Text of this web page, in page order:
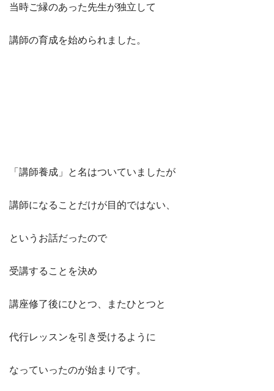
当時ご縁のあった先生が独立して
講師の育成を始められました。
「講師養成」と名はついていましたが
講師になることだけが目的ではない、
というお話だったので
受講することを決め
講座修了後にひとつ、またひとつと
代行レッスンを引き受けるように
なっていったのが始まりです。